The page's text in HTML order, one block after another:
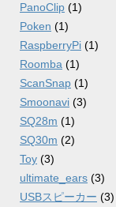
PanoClip (1)
Poken (1)
RaspberryPi (1)
Roomba (1)
ScanSnap (1)
Smoonavi (3)
SQ28m (1)
SQ30m (2)
Toy (3)
ultimate_ears (3)
USBスピーカー (3)